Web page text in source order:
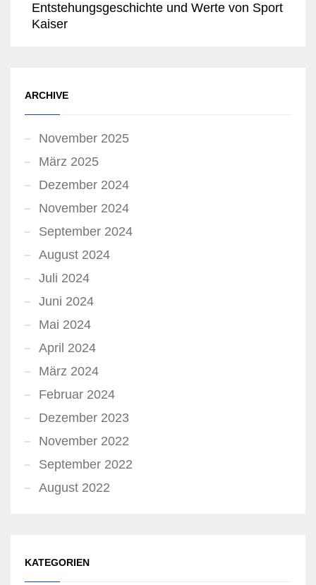
Entstehungsgeschichte und Werte von Sport
Kaiser
ARCHIVE
November 2025
März 2025
Dezember 2024
November 2024
September 2024
August 2024
Juli 2024
Juni 2024
Mai 2024
April 2024
März 2024
Februar 2024
Dezember 2023
November 2022
September 2022
August 2022
KATEGORIEN